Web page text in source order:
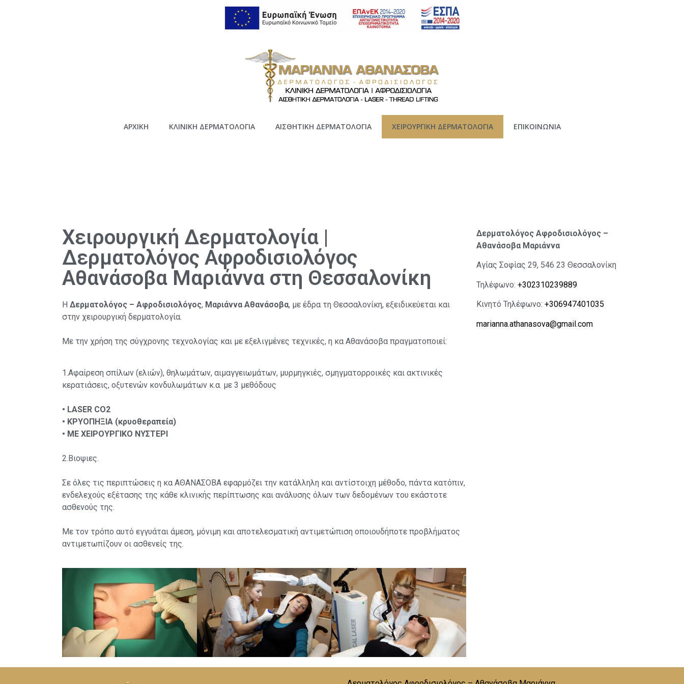
ΑΡΧΙΚΗ ΚΛΙΝΙΚΗ ΔΕΡΜΑΤΟΛΟΓΙΑ ΑΙΣΘΗΤΙΚΗ ΔΕΡΜΑΤΟΛΟΓΙΑ ΧΕΙΡΟΥΡΓΙΚΗ ΔΕΡΜΑΤΟΛΟΓΙΑ ΕΠΙΚΟΙΝΩΝΙΑ
Χειρουργική Δερματολογία |
Δερματολόγος Αφροδισιολόγος
Αθανάσοβα Μαριάννα στη Θεσσαλονίκη
Η Δερματολόγος – Αφροδισιολόγος, Μαριάννα Αθανάσοβα, με έδρα τη Θεσσαλονίκη, εξειδικεύεται και
στην χειρουργική δερματολογία.
Με την χρήση της σύγχρονης τεχνολογίας και με εξελιγμένες τεχνικές, η κα Αθανάσοβα πραγματοποιεί:
1.Αφαίρεση σπίλων (ελιών), θηλωμάτων, αιμαγγειωμάτων, μυρμηγκιές, σμηγματορροικές και ακτινικές
κερατιάσεις, οξυτενών κονδυλωμάτων κ.α. με 3 μεθόδους
• LASER CO2
• ΚΡΥΟΠΗΞΙΑ (κρυοθεραπεία)
• ΜΕ ΧΕΙΡΟΥΡΓΙΚΟ ΝΥΣΤΕΡΙ
2.Βιοψιες.
Σε όλες τις περιπτώσεις η κα ΑΘΑΝΑΣΟΒΑ εφαρμόζει την κατάλληλη και αντίστοιχη μέθοδο, πάντα κατόπιν,
ενδελεχούς εξέτασης της κάθε κλινικής περίπτωσης και ανάλυσης όλων των δεδομένων του εκάστοτε
ασθενούς της.
Με τον τρόπο αυτό εγγυάται άμεση, μόνιμη και αποτελεσματική αντιμετώπιση οποιουδήποτε προβλήματος
αντιμετωπίζουν οι ασθενείς της.
Δερματολόγος Αφροδισιολόγος –
Αθανάσοβα Μαριάννα
Αγίας Σοφίας 29, 546 23 Θεσσαλονίκη
Τηλέφωνο: +302310239889
Κινητό Τηλέφωνο: +306947401035
marianna.athanasova@gmail.com